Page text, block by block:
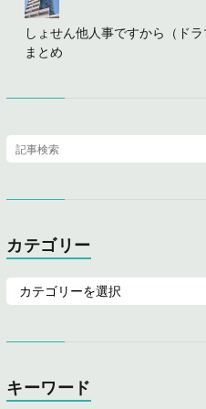
しょせん他人事ですから（ド
まとめ
カテゴリー
キーワード